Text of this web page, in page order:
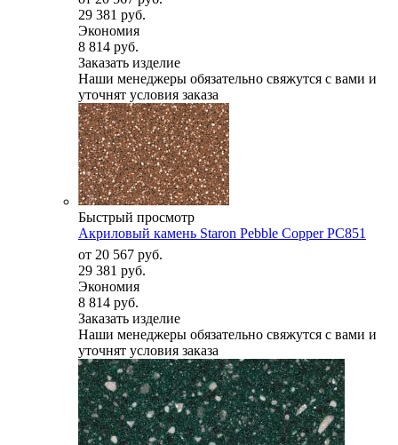
29 381 руб.
Экономия
8 814 руб.
Заказать изделие
Наши менеджеры обязательно свяжутся с вами и
уточнят условия заказа
Быстрый просмотр
Акриловый камень Staron Pebble Copper PC851
от 20 567 руб.
29 381 руб.
Экономия
8 814 руб.
Заказать изделие
Наши менеджеры обязательно свяжутся с вами и
уточнят условия заказа